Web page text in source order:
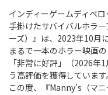
インディーゲームディベ
手掛けたサバイバルホラ
ーズ）』は、2023年10月
まるで一本のホラー映画
「非常に好評」（2026
う高評価を獲得しています
この度、『Manny’s（マ